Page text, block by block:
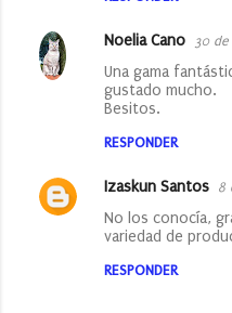
t
o
s
Noelia Cano 30
Una gama
gustado mucho.
Besitos.
RESPONDER
Izaskun Santos 8
No los conocía,
variedad de
RESPONDER